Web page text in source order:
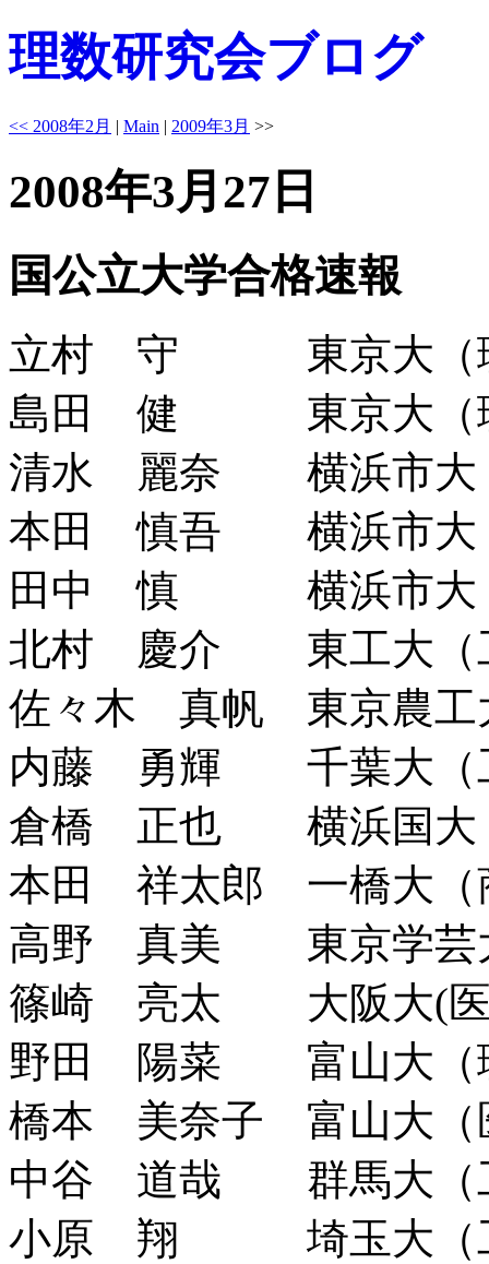
理数研究会ブログ
<< 2008年2月 | Main | 2009年3月 >>
2008年3月27日
国公立大学合格速報
立村 守 東京大（
島田 健 東京大（
清水 麗奈 横浜市大
本田 慎吾 横浜市大
田中 慎 横浜市大
北村 慶介 東工大（
佐々木 真帆 東京農工
内藤 勇輝 千葉大（
倉橋 正也 横浜国大
本田 祥太郎 一橋大（
高野 真美 東京学芸
篠崎 亮太 大阪大(
野田 陽菜 富山大（
橋本 美奈子 富山大（
中谷 道哉 群馬大（
小原 翔 埼玉大（